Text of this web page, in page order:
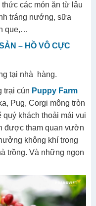
các món ăn từ lâu
tráng nướng, sữa
que,…
– HỒ VÔ CỰC
tại nhà hàng.
trại cún Puppy Farm
Pug, Corgi mông tròn
quý khách thoải mái vui
được tham quan vườn
không khí trong
trồng. Và những ngọn